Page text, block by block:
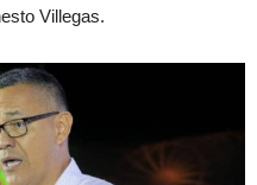
Villegas.